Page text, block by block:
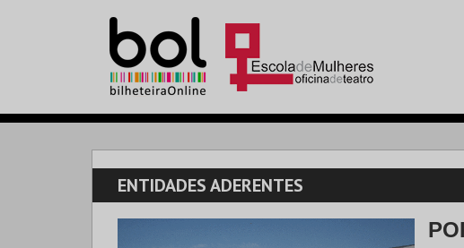
ENTIDADES ADERENTES